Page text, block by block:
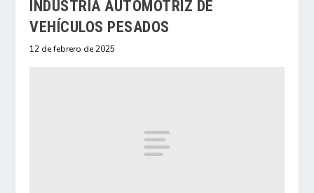
INDUSTRIA AUTOMOTRIZ DE
VEHÍCULOS PESADOS
12 de febrero de 2025